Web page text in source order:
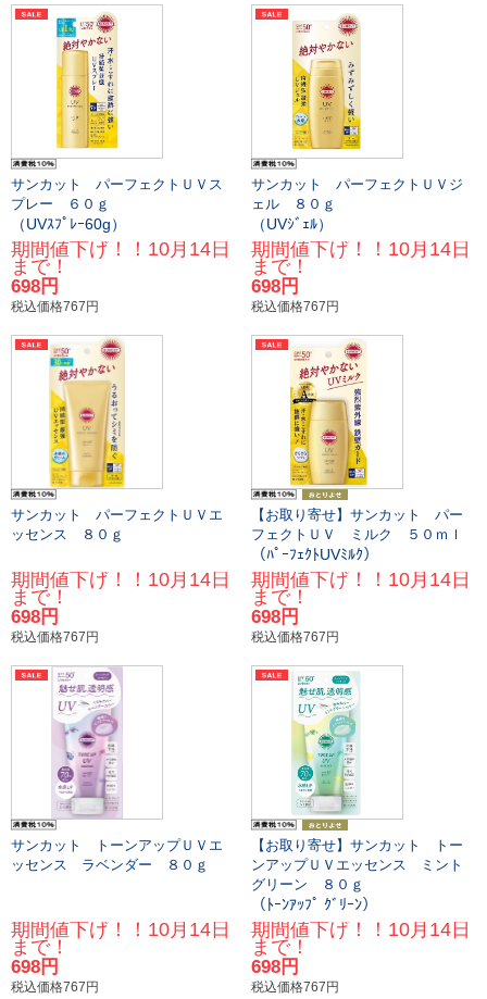
サンカット パーフェクトＵＶス
プレー ６０ｇ
（UVｽﾌﾟﾚｰ60g）
期間値下げ！！10月14日
まで！
698円
税込価格767円
サンカット パーフェクトＵＶジ
ェル ８０ｇ
（UVｼﾞｪﾙ）
期間値下げ！！10月14日
まで！
698円
税込価格767円
サンカット パーフェクトＵＶエ
ッセンス ８０ｇ
期間値下げ！！10月14日
まで！
698円
税込価格767円
【お取り寄せ】サンカット パー
フェクトＵＶ ミルク ５０ｍｌ
（ﾊﾟｰﾌｪｸﾄUVﾐﾙｸ）
期間値下げ！！10月14日
まで！
698円
税込価格767円
サンカット トーンアップＵＶエ
ッセンス ラベンダー ８０ｇ
期間値下げ！！10月14日
まで！
698円
税込価格767円
【お取り寄せ】サンカット トー
ンアップＵＶエッセンス ミント
グリーン ８０ｇ
（ﾄｰﾝｱｯﾌﾟ ｸﾞﾘｰﾝ）
期間値下げ！！10月14日
まで！
698円
税込価格767円